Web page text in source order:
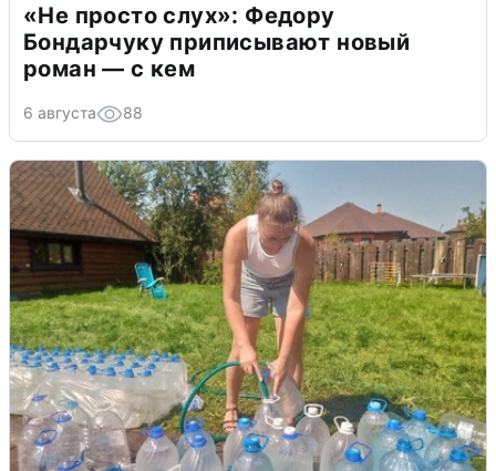
«Не просто слух»: Федору
Бондарчуку приписывают новый
роман — с кем
6 августа 88